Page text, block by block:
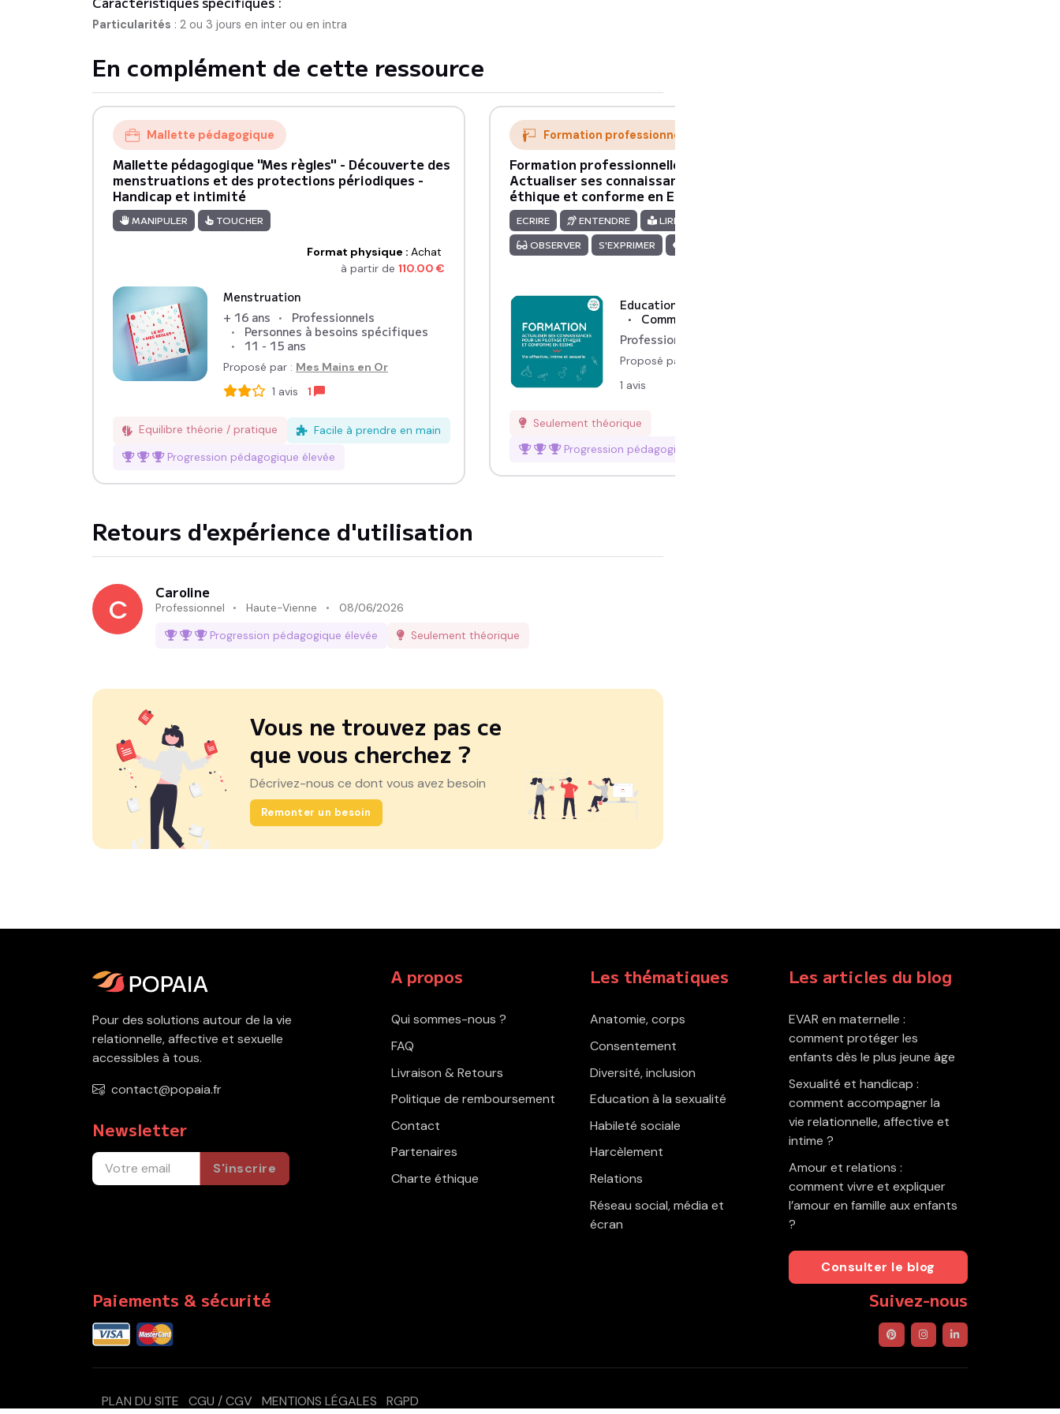
Particularités : 2 ou 3 jours en inter ou en intra
En complément de cette ressource
Mallette pédagogique
Mallette pédagogique "Mes règles" - Découverte des
menstruations et des protections périodiques -
Handicap et intimité
MANIPULER TOUCHER
Format physique : Achat
à partir de 110.00 €
Menstruation
+ 16 ans
Professionnels
Personnes à besoins spécifiques
11 - 15 ans
Proposé par : Mes Mains en Or
1 avis 1
Equilibre théorie / pratique
Facile à prendre en main
Progression pédagogique élevée
Formation professionnelle
Formation professionnelle VAIS et handicap -
Actualiser ses connaissances pour un pilotage
éthique et conforme en ESSMS
ECRIRE ENTENDRE LIRE
OBSERVER
S'EXPRIMER
Education à la sexualité
Communication, expression
Professionnels
Proposé par :
1 avis
Seulement théorique
Progression pédagogique
Retours d'expérience d'utilisation
C Caroline
Professionnel Haute-Vienne 08/06/2026
Progression pédagogique élevée Seulement théorique
Vous ne trouvez pas ce
que vous cherchez ?
Décrivez-nous ce dont vous avez besoin
Remonter un besoin
Pour des solutions autour de la vie
relationnelle, affective et sexuelle
accessibles à tous.
contact@popaia.fr
Newsletter
S'inscrire
A propos
Qui sommes-nous ?
FAQ
Livraison & Retours
Politique de remboursement
Contact
Partenaires
Charte éthique
Les thématiques
Anatomie, corps
Consentement
Diversité, inclusion
Education à la sexualité
Habileté sociale
Harcèlement
Relations
Réseau social, média et
écran
Les articles du blog
EVAR en maternelle :
comment protéger les
enfants dès le plus jeune âge
Sexualité et handicap :
comment accompagner la
vie relationnelle, affective et
intime ?
Amour et relations :
comment vivre et expliquer
l’amour en famille aux enfants
?
Consulter le blog
Paiements & sécurité Suivez-nous
PLAN DU SITE CGU / CGV MENTIONS LÉGALES RGPD